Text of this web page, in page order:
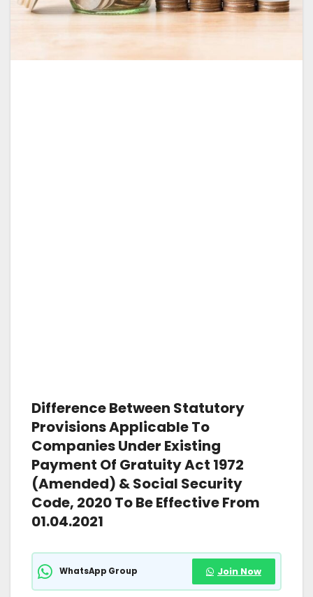
Difference Between Statutory
Provisions Applicable To
Companies Under Existing
Payment Of Gratuity Act 1972
(Amended) & Social Security
Code, 2020 To Be Effective From
01.04.2021
WhatsApp Group Join Now